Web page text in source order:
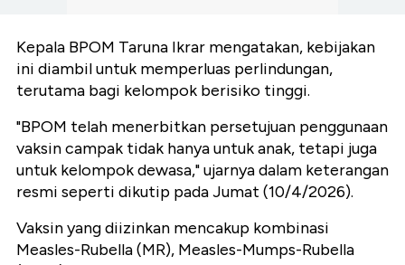
Kepala BPOM Taruna Ikrar mengatakan, kebijakan
ini diambil untuk memperluas perlindungan,
terutama bagi kelompok berisiko tinggi.
"BPOM telah menerbitkan persetujuan penggunaan
vaksin campak tidak hanya untuk anak, tetapi juga
untuk kelompok dewasa," ujarnya dalam keterangan
resmi seperti dikutip pada Jumat (10/4/2026).
Vaksin yang diizinkan mencakup kombinasi
Measles-Rubella (MR), Measles-Mumps-Rubella